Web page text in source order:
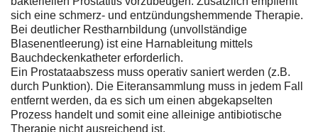
sich eine schmerz- und entzündungshemmende Therapie.
Bei deutlicher Restharnbildung (unvollständige
Blasenentleerung) ist eine Harnableitung mittels
Bauchdeckenkatheter erforderlich.
Ein Prostataabszess muss operativ saniert werden (z.B.
durch Punktion). Die Eiteransammlung muss in jedem Fall
entfernt werden, da es sich um einen abgekapselten
Prozess handelt und somit eine alleinige antibiotische
Therapie nicht ausreichend ist.